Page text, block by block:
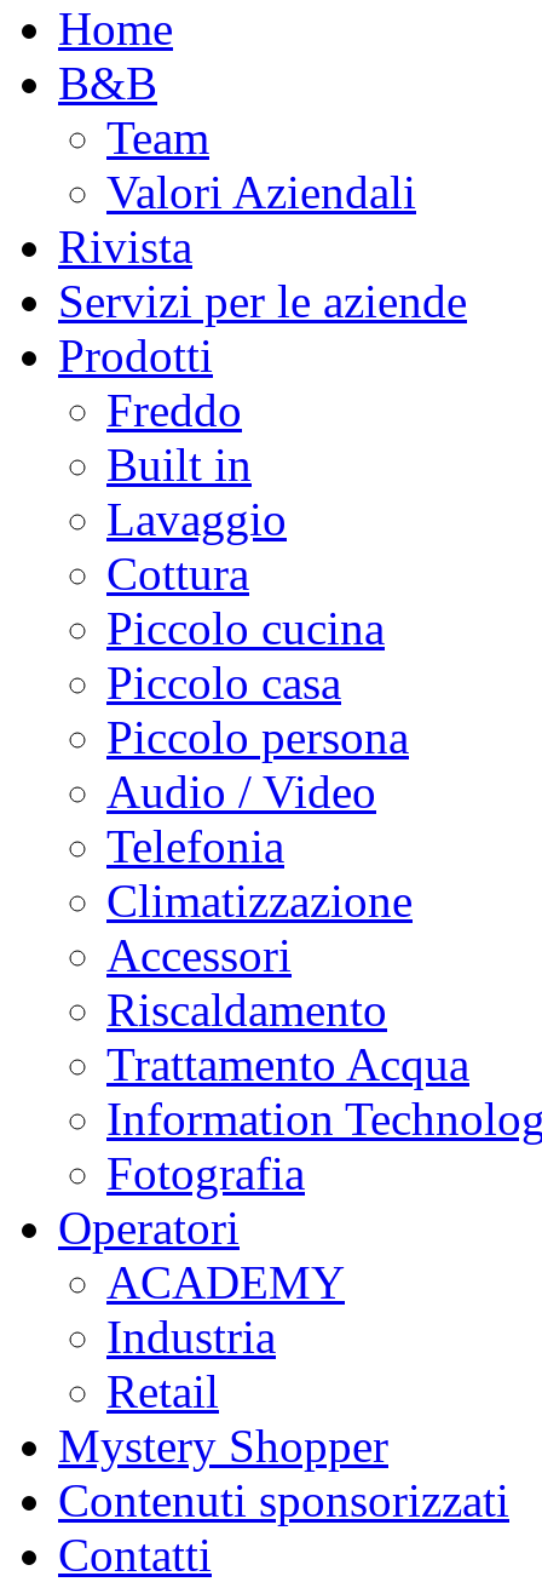
Home
B&B
Team
Valori Aziendali
Rivista
Servizi per le aziende
Prodotti
Freddo
Built in
Lavaggio
Cottura
Piccolo cucina
Piccolo casa
Piccolo persona
Audio / Video
Telefonia
Climatizzazione
Accessori
Riscaldamento
Trattamento Acqua
Information
Fotografia
Operatori
ACADEMY
Industria
Retail
Mystery Shopper
Contenuti sponsorizzati
Contatti